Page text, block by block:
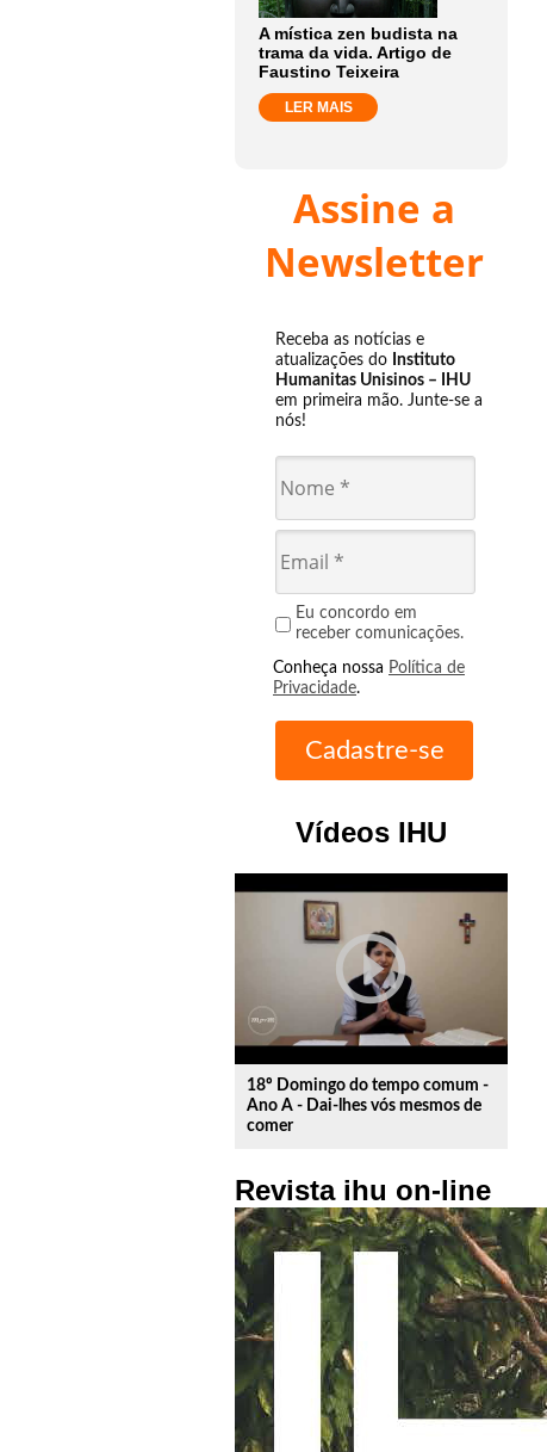
A mística zen budista na
trama da vida. Artigo de
Faustino Teixeira
LER MAIS
Assine a
Newsletter
Receba as notícias e
atualizações do Instituto
Humanitas Unisinos – IHU
em primeira mão. Junte-se a
nós!
Eu concordo em
receber comunicações.
Conheça nossa Política de
Privacidade.
Vídeos IHU
play_circle_outline
18º Domingo do tempo comum -
Ano A - Dai-lhes vós mesmos de
comer
Revista ihu on-line